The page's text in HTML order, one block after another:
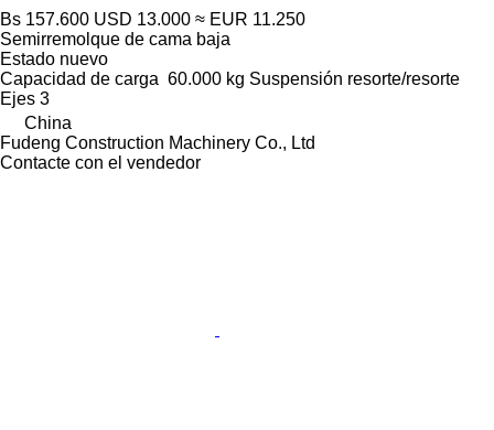
Bs 157.600 USD 13.000 ≈ EUR 11.250
Semirremolque de cama baja
Estado nuevo
Capacidad de carga 60.000 kg Suspensión resorte/resorte
Ejes 3
China
Fudeng Construction Machinery Co., Ltd
Contacte con el vendedor